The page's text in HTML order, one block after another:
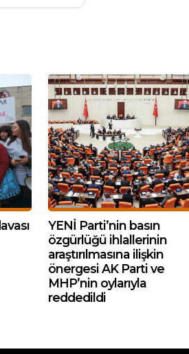
YENİ Parti’nin basın
özgürlüğü ihlallerinin
araştırılmasına ilişkin
önergesi AK Parti ve
MHP’nin oylarıyla
reddedildi